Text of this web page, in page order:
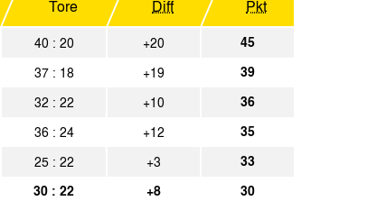
Spielbericht
Spielbericht
Spielbericht
Tore Diff Pkt
40 : 20 +20 45
37 : 18 +19 39
32 : 22 +10 36
36 : 24 +12 35
25 : 22 +3
33
30 : 22 +8 30